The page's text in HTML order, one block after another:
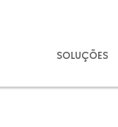
SOLUÇÕES